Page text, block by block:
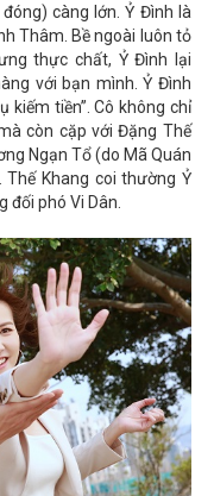
càng lớn. Ỷ Đình là
Thâm. Bề ngoài luôn tỏ
thực chất, Ỷ Đình lại
với bạn mình. Ỷ Đình
kiếm tiền”. Cô không chỉ
còn cặp với Đặng Thế
Ngạn Tổ (do Mã Quán
Khang coi thường Ỷ
phó Vi Dân.